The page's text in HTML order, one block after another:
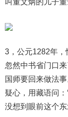
叫董文炳的儿子董
3，公元1282年，
忽然中书省门口
国师要回来做法
疑心，用藏语问
没想到眼前这个